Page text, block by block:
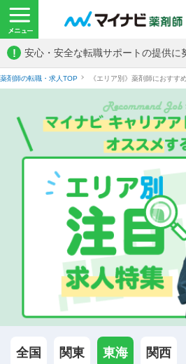
! 安心・安全な転職サポートの提供に
薬剤師の転職・求人TOP 《エリア別》薬剤師におすす
全国 関東 東海 関西